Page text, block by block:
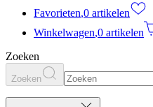
Favorieten,0 artikelen
Winkelwagen,0 artikelen
Zoeken
Zoeken